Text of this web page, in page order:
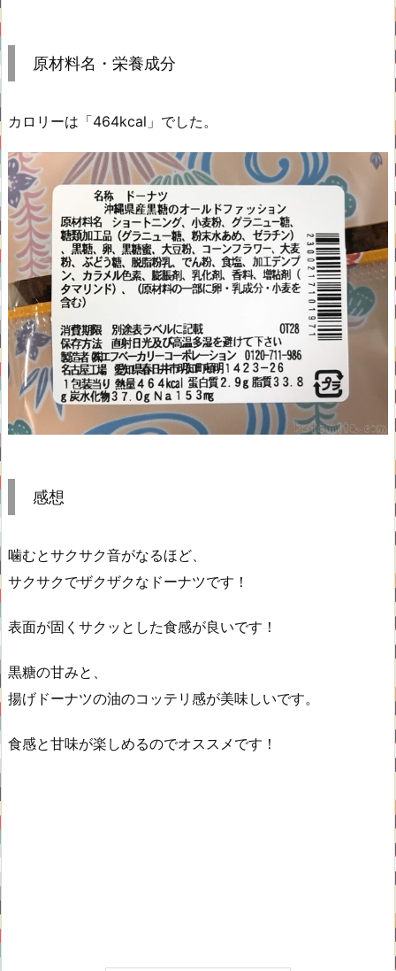
原材料名・栄養成分
カロリーは「464kcal」でした。
感想
噛むとサクサク音がなるほど、
サクサクでザクザクなドーナツです！
表面が固くサクッとした食感が良いです！
黒糖の甘みと、
揚げドーナツの油のコッテリ感が美味しいです。
食感と甘味が楽しめるのでオススメです！